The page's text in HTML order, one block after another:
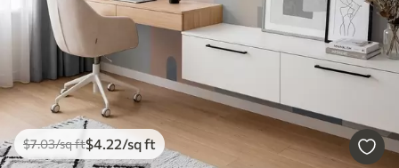
$7.03/sq ft$4.22/sq ft